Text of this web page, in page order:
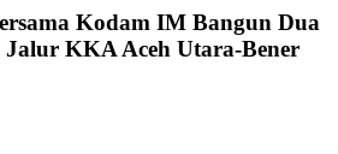
Kodam IM Bangun Dua
KKA Aceh Utara-Bener